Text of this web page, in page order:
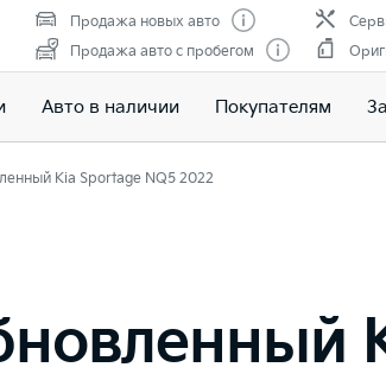
Продажа новых авто
Продажа авто с пробегом
Авто в наличии Покупателям
Kia Sportage NQ5 2022